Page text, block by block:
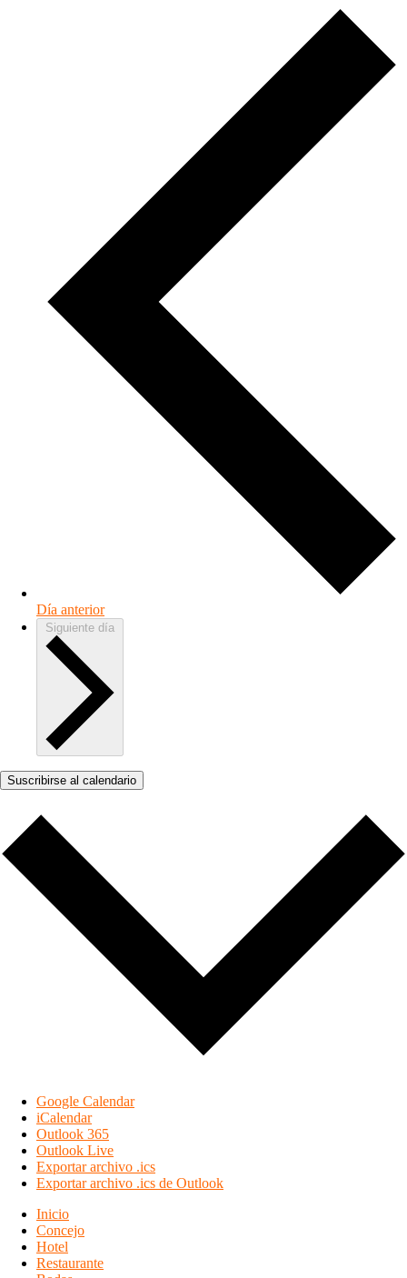
Día anterior
Siguiente día
Suscribirse al calendario
Google Calendar
iCalendar
Outlook 365
Outlook Live
Exportar archivo .ics
Exportar archivo .ics de Outlook
Inicio
Concejo
Hotel
Restaurante